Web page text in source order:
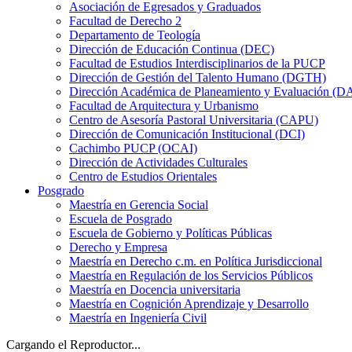
Asociación de Egresados y Graduados
Facultad de Derecho 2
Departamento de Teología
Dirección de Educación Continua (DEC)
Facultad de Estudios Interdisciplinarios de la PUCP
Dirección de Gestión del Talento Humano (DGTH)
Dirección Académica de Planeamiento y Evaluación
Facultad de Arquitectura y Urbanismo
Centro de Asesoría Pastoral Universitaria (CAPU)
Dirección de Comunicación Institucional (DCI)
Cachimbo PUCP (OCAI)
Dirección de Actividades Culturales
Centro de Estudios Orientales
Posgrado
Maestría en Gerencia Social
Escuela de Posgrado
Escuela de Gobierno y Políticas Públicas
Derecho y Empresa
Maestría en Derecho c.m. en Política Jurisdiccional
Maestría en Regulación de los Servicios Públicos
Maestría en Docencia universitaria
Maestría en Cognición Aprendizaje y Desarrollo
Maestría en Ingeniería Civil
Cargando el Reproductor...